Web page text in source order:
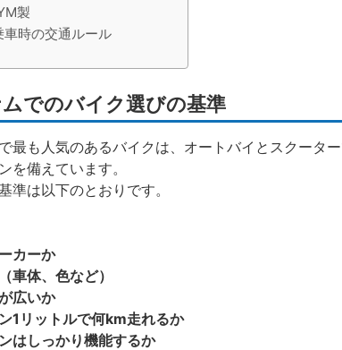
製
車時の交通ルール
でのバイク選びの基準
最も人気のあるバイクは、オートバイとスクータ
を備えています。
準は以下のとおりです。
カーか
車体、色など）
広いか
1リットルで何km走れるか
はしっかり機能するか